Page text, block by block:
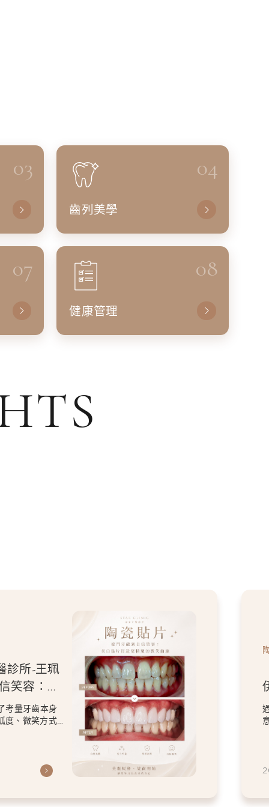
03 04
齒列美學
07 08
健康管理
診所-王珮
笑容：美
笑曲線
考量牙齒本身
度、微笑方式